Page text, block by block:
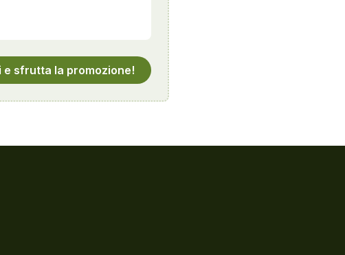
e sfrutta la promozione!